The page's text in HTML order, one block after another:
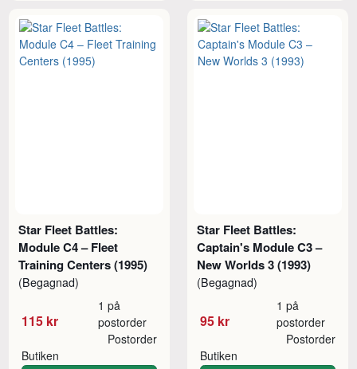
Star Fleet Battles:
Module C4 – Fleet
Training Centers (1995)
(Begagnad)
115 kr
1 på
postorder
Butiken
Postorder
Star Fleet Battles:
Captain's Module C3 –
New Worlds 3 (1993)
(Begagnad)
95 kr
1 på
postorder
Butiken
Postorder